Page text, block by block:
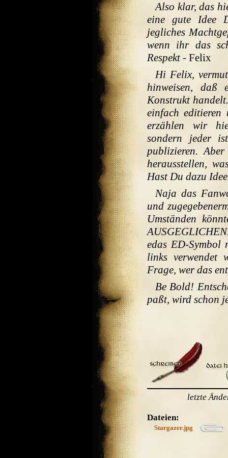
Also klar, das
eine gute Idee
jegliches
wenn ihr das
Respekt- Felix
Hi Felix,
hinweisen, daß
Konstrukt
einfach editieren
erzählen wir
sondern jeder
publizieren.
herausstellen,
Hast Du dazu
Naja das
und
Umständen
edas ED-Symbol
links verwendet
Frage, wer das
Be Bold!
paßt, wird schon
letzte
Dateien:
Stargazer.jpg